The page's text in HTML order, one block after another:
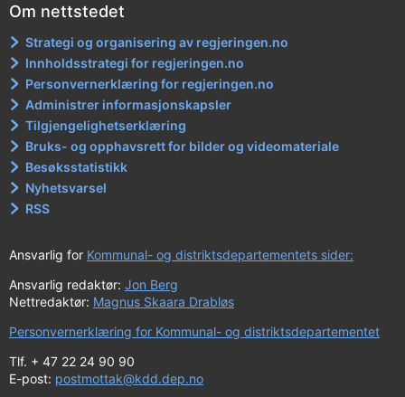
Om nettstedet
Strategi og organisering av regjeringen.no
Innholdsstrategi for regjeringen.no
Personvernerklæring for regjeringen.no
Administrer informasjonskapsler
Tilgjengelighetserklæring
Bruks- og opphavsrett for bilder og videomateriale
Besøksstatistikk
Nyhetsvarsel
RSS
Ansvarlig for Kommunal- og distriktsdepartementets sider:
Ansvarlig redaktør: Jon Berg
Nettredaktør: Magnus Skaara Drabløs
Personvernerklæring for Kommunal- og distriktsdepartementet
Tlf. + 47 22 24 90 90
E-post: postmottak@kdd.dep.no